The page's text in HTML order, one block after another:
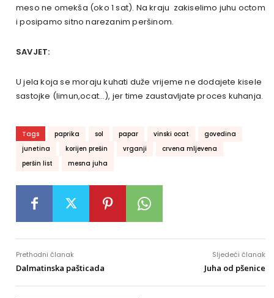
meso ne omekša (oko 1 sat). Na kraju zakiselimo juhu octom
i posipamo sitno narezanim peršinom.
SAVJET:
U jela koja se moraju kuhati duže vrijeme ne dodajete kisele
sastojke (limun,ocat…), jer time zaustavljate proces kuhanja.
Tags paprika sol papar vinski ocat
govedina
junetina
korijen prešin vrganji
crvena mljevena
peršin list
mesna juha
Prethodni članak
Dalmatinska pašticada
Sljedeći članak
Juha od pšenice